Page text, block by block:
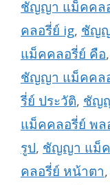
ชัญญา แม็คคล
คลอรี่ย์ ig, ชัญ
แม็คคลอรี่ย์ คือ,
ชัญญา แม็คคล
รี่ย์ ประวัติ, ชัญ
แม็คคลอรี่ย์ พล
รูป, ชัญญา แม็ค
คลอรี่ย์ หน้าตา,